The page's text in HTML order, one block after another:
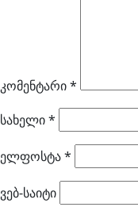
კომენტარი*
სახელი*
ელფოსტა*
ვებ-საიტი